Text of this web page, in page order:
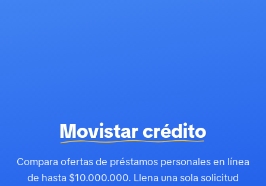
Movistar crédito
Compara ofertas de préstamos personales en línea
de hasta $10.000.000. Llena una sola solicitud